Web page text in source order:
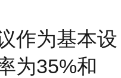
作为基本设
为35%和